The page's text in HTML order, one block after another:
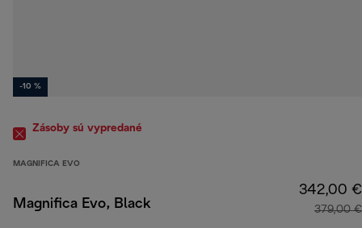
-10 %
Zásoby sú vypredané
MAGNIFICA EVO
Magnifica Evo, Black
342,00 €
379,00 €